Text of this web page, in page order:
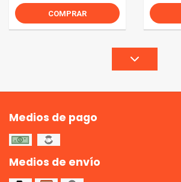
COMPRAR
Medios de pago
Medios de envío